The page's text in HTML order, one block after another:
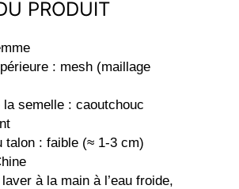
PRODUIT
: mesh (maillage
la semelle : caoutchouc
talon : faible (≈ 1‑3 cm)
à la main à l’eau froide,